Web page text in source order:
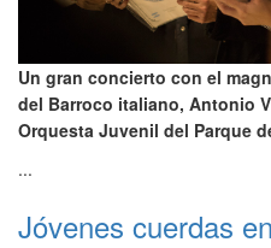
Un gran concierto con el
del Barroco italiano, Antonio
Orquesta Juvenil del Parque
...
Jóvenes cuerdas